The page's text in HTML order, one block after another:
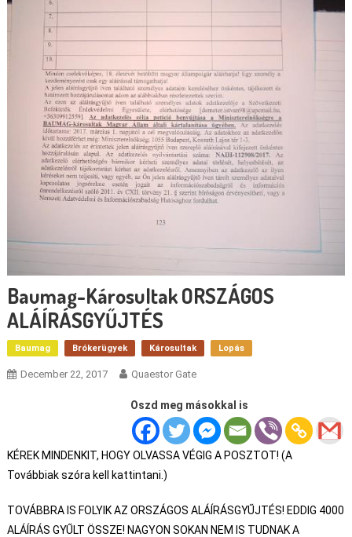
Baumag-Károsultak ORSZÁGOS
ALÁÍRÁSGYŰJTÉS
Baumag Brókerügyek Károsultak Lopás
December 22, 2017 Quaestor Gate
Oszd meg másokkal is
KÉREK MINDENKIT, HOGY OLVASSA VÉGIG A POSZTOT! (A
Továbbiak szóra kell kattintani.)
TOVÁBBRA IS FOLYIK AZ ORSZÁGOS ALÁÍRÁSGYŰJTÉS! EDDIG 4000
ALÁÍRÁS GYŰLT ÖSSZE! NAGYON SOKAN NEM IS TUDNAK A